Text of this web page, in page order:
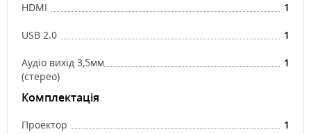
HDMI 1
USB 2.0 1
Аудіо вихід 3,5мм
(стерео)
1
Комплектація
Проектор 1